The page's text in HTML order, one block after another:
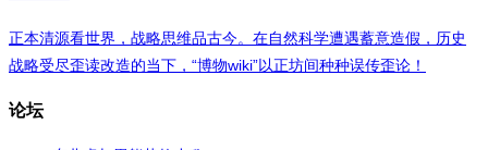
正本清源看世界，战略思维品古今。在自然科学遭遇蓄意造假，历史
战略受尽歪读改造的当下，“博物wiki”以正坊间种种误传歪论！
论坛